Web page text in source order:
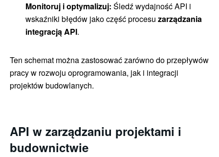
Monitoruj i optymalizuj: Śledź wydajność API i
wskaźniki błędów jako część procesu zarządzania
integracją API.
Ten schemat można zastosować zarówno do przepływów
pracy w rozwoju oprogramowania, jak i integracji
projektów budowlanych.
API w zarządzaniu projektami i
budownictwie